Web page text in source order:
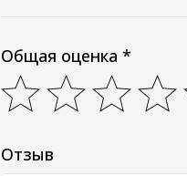
Общая оценка *
Отзыв